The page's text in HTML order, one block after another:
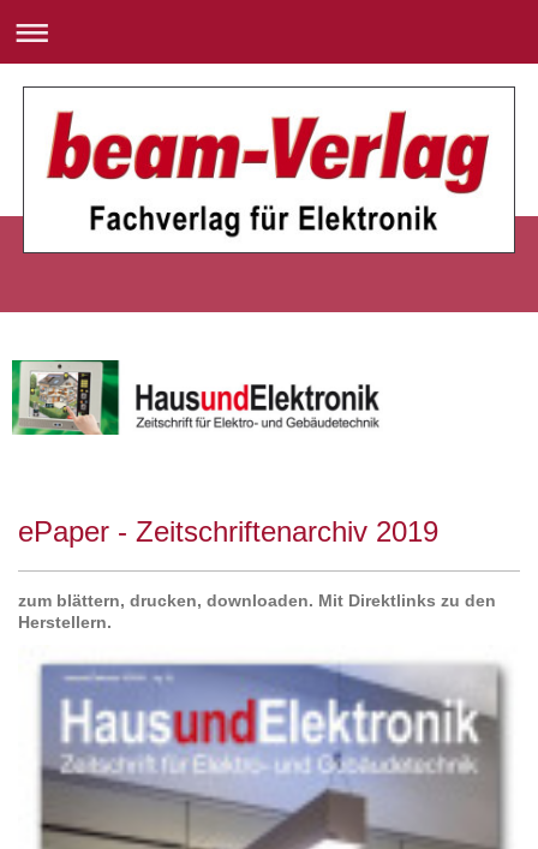
ePaper - Zeitschriftenarchiv 2019
zum blättern, drucken, downloaden. Mit Direktlinks zu den
Herstellern.